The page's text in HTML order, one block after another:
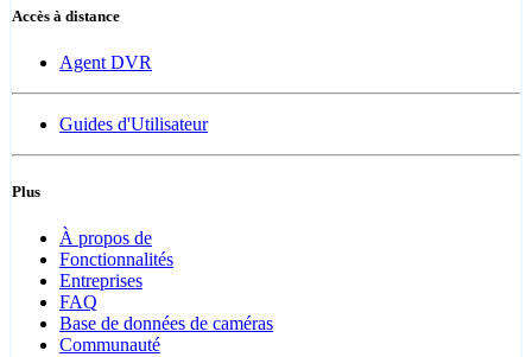
Accès à distance
Agent DVR
Guides d'Utilisateur
Plus
À propos de
Fonctionnalités
Entreprises
FAQ
Base de données de caméras
Communauté